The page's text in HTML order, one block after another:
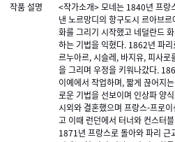
작품 설명
<작가소개> 모네는 1840년 프랑
낸 노르망디의 항구도시 르아브
화를 그리기 시작했고 네덜란드
하는 기법을 익혔다. 1862년 파
르누아르, 시슬레, 바지유, 피사
을 그리며 우정을 키워나갔다.
이예에서 작업하며, 짧게 끊어지
로운 기법을 선보이며 인상파 양
시외와 결혼했으며 프랑스-프로
고 이때 런던에서 터너와 컨스터
1871년 프랑스로 돌아와 파리